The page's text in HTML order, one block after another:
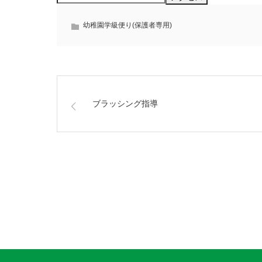
幼稚園学級便り(保護者専用)
ブラッシング指導